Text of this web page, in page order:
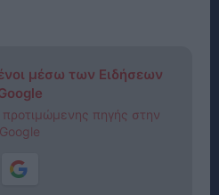
μέσω των Ειδήσεων
πηγής στην
Google